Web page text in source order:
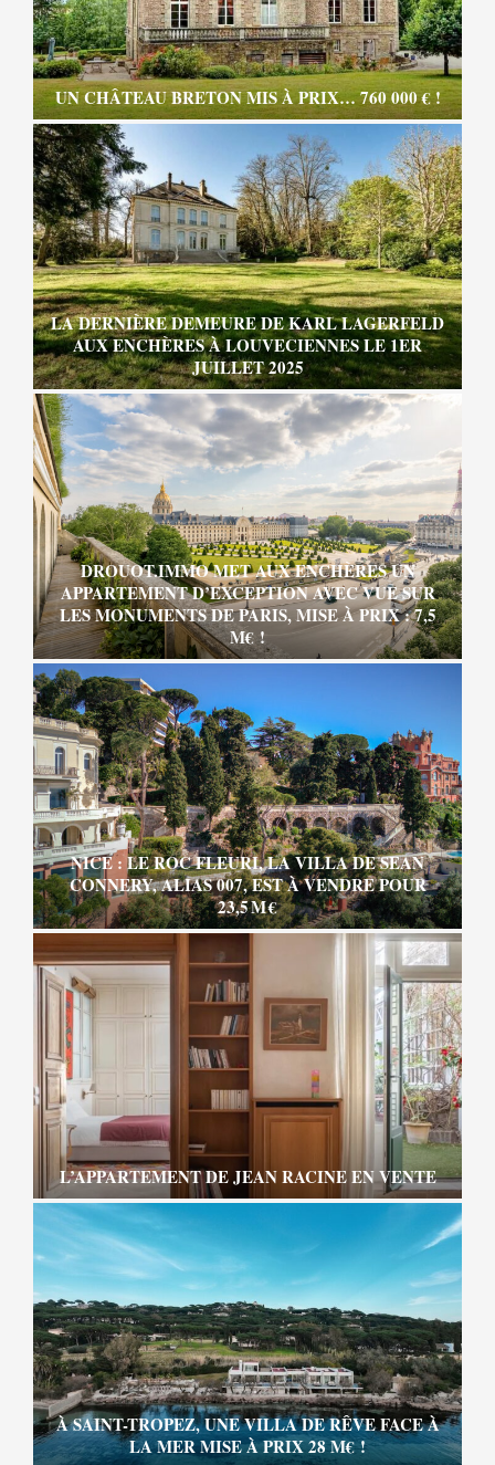
UN CHÂTEAU BRETON MIS À PRIX… 760 000 € !
LA DERNIÈRE DEMEURE DE KARL LAGERFELD
AUX ENCHÈRES À LOUVECIENNES LE 1ER
JUILLET 2025
DROUOT.IMMO MET AUX ENCHÈRES UN
APPARTEMENT D’EXCEPTION AVEC VUE SUR
LES MONUMENTS DE PARIS, MISE À PRIX : 7,5
M€ !
NICE : LE ROC FLEURI, LA VILLA DE SEAN
CONNERY, ALIAS 007, EST À VENDRE POUR
23,5 M €
L’APPARTEMENT DE JEAN RACINE EN VENTE
À SAINT-TROPEZ, UNE VILLA DE RÊVE FACE À
LA MER MISE À PRIX 28 M€ !